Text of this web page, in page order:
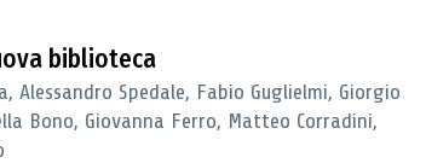
biblioteca
Alessandro Spedale, Fabio Guglielmi, Giorgio
Bono, Giovanna Ferro, Matteo Corradini,